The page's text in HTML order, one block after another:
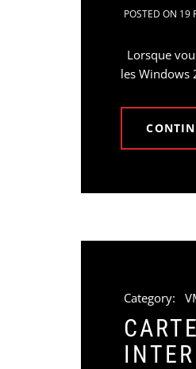
POSTED ON 19
Lorsque
les Windows
Category: